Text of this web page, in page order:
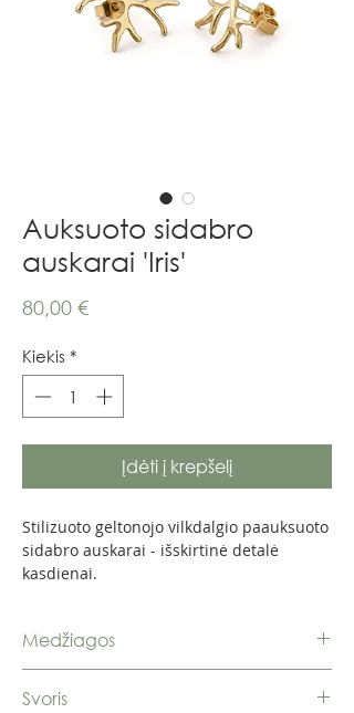
Auksuoto sidabro
auskarai 'Iris'
80,00 €Price
Kiekis *
Įdėti į krepšelį
Stilizuoto geltonojo vilkdalgio paauksuoto
sidabro auskarai - išskirtinė detalė
kasdienai.
Medžiagos
Svoris